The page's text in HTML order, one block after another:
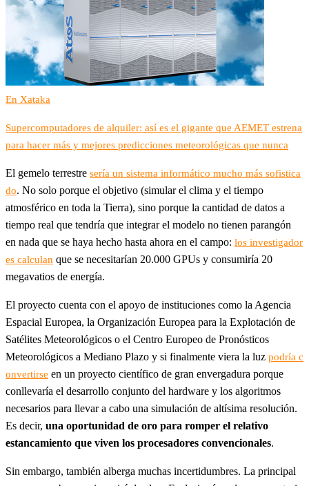
En Xataka
Supercomputadores de alquiler: así es el gigante que AEMET estrena
para hacer más y mejores predicciones meteorológicas que nunca
El gemelo terrestre sería un sistema informático mucho más sofistica
do. No solo porque el objetivo (simular el clima y el tiempo
atmosférico en toda la Tierra), sino porque la cantidad de datos a
tiempo real que tendría que integrar el modelo no tienen parangón
en nada que se haya hecho hasta ahora en el campo: los investigador
es calculan que se necesitarían 20.000 GPUs y consumiría 20
megavatios de energía.
El proyecto cuenta con el apoyo de instituciones como la Agencia
Espacial Europea, la Organización Europea para la Explotación de
Satélites Meteorológicos o el Centro Europeo de Pronósticos
Meteorológicos a Mediano Plazo y si finalmente viera la luz podría c
onvertirse en un proyecto científico de gran envergadura porque
conllevaría el desarrollo conjunto del hardware y los algoritmos
necesarios para llevar a cabo una simulación de altísima resolución.
Es decir, una oportunidad de oro para romper el relativo
estancamiento que viven los procesadores convencionales.
Sin embargo, también alberga muchas incertidumbres. La principal